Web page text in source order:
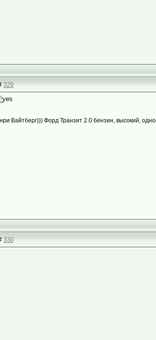
329
Вайтберг))) Форд Транзит 2.0 бензин, высокий,
330